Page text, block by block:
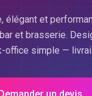
élégant et
et brasserie.
office simple —